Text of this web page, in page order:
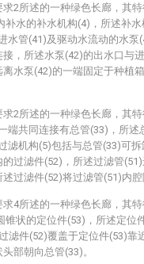
求2所述的一种绿色长廊，其
补水的补水机构(4)，所述补
水管(41)及驱动水流动的水泵
，所述水泵(42)的出水口与
离水泵(42)的一端固定于种植
求2所述的一种绿色长廊，其
端共同连接有总管(33)，所
滤机构(5)包括与总管(33)可
过滤件(52)，所述过滤管
过滤件(52)将过滤管(51)内腔
求4所述的一种绿色长廊，其
锥状的定位件(53)，所述定位
滤件(52)覆盖于定位件(53)靠
部朝向总管(33)。